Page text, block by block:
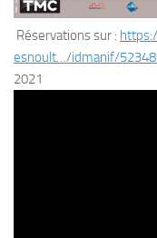
Réservations sur :
esnoult…/idmanif/
2021